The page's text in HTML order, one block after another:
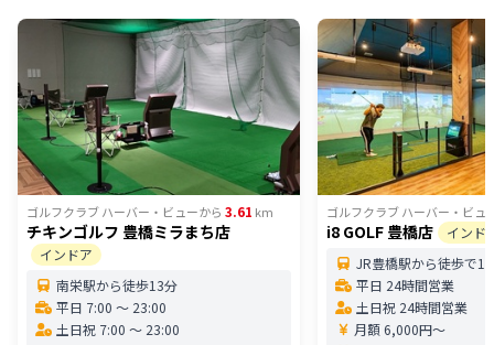
ゴルフクラブ ハーバー・ビューから 3.61 km
チキンゴルフ 豊橋ミラまち店
インドア
南栄駅から徒歩13分
平日 7:00 〜 23:00
土日祝 7:00 〜 23:00
ゴルフクラブ ハーバー・ビュ
i8 GOLF 豊橋店
インド
JR豊橋駅から徒歩で
平日 24時間営業
土日祝 24時間営業
月額 6,000円〜